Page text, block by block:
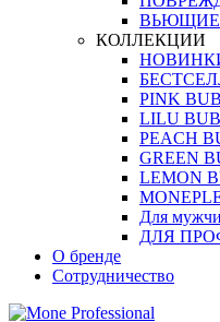
КОЛЛЕКЦИИ
PINK
LILU
PEACH
GREEN
LEMON
Для
ДЛЯ
О бренде
Сотрудничество